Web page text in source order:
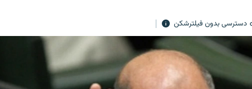
دسترسی بدون فیلترشکن